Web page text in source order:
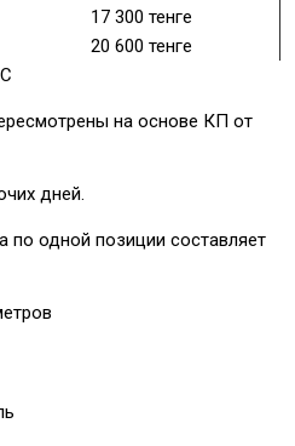
17 300 тенге
20 600 тенге
на основе КП от
дней.
одной позиции составляет